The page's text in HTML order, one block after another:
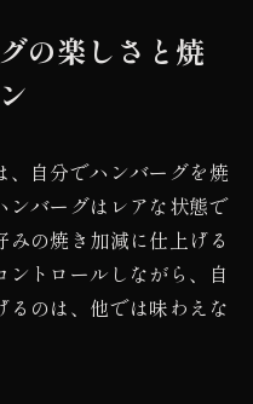
の楽しさと焼
、自分でハンバーグを焼
ンバーグはレアな状態で
の焼き加減に仕上げる
ントロールしながら、自
のは、他では味わえな